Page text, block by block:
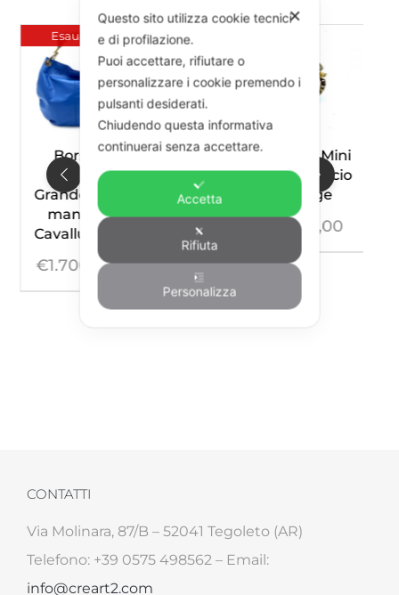
POTREBBERO PIACERTI ANCHE
Esaurito
Borsa
Nappa
Grande Blu
manico
Cavalluccio
€1.700,00
Pendente
Cavalluccio
giallo
€395,00
Anello Mini
Cavalluccio
Beige
195,00
CONTATTI
Via Molinara, 87/B – 52041 Tegoleto (AR)
Telefono: +39 0575 498562 – Email:
info@creart2.com
✕
Questo sito utilizza cookie tecnici
e di profilazione.
Puoi accettare, rifiutare o
personalizzare i cookie premendo i
pulsanti desiderati.
Chiudendo questa informativa
continuerai senza accettare.
Accetta
Rifiuta
Personalizza